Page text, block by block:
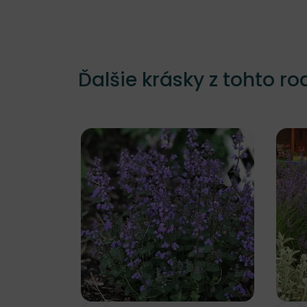
Ďalšie krásky z tohto